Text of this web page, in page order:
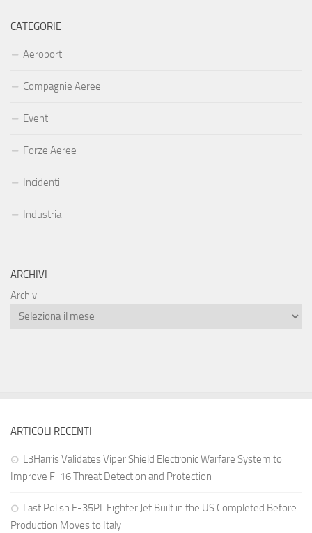
CATEGORIE
Aeroporti
Compagnie Aeree
Eventi
Forze Aeree
Incidenti
Industria
ARCHIVI
Archivi
ARTICOLI RECENTI
L3Harris Validates Viper Shield Electronic Warfare System to
Improve F-16 Threat Detection and Protection
Last Polish F-35PL Fighter Jet Built in the US Completed Before
Production Moves to Italy